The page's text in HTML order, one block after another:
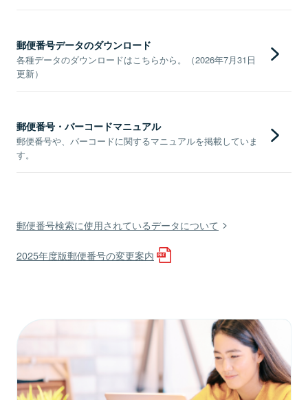
郵便番号データのダウンロード
各種データのダウンロードはこちらから。（2026年7月31日
更新）
郵便番号・バーコードマニュアル
郵便番号や、バーコードに関するマニュアルを掲載していま
す。
郵便番号検索に使用されているデータについて
2025年度版郵便番号の変更案内